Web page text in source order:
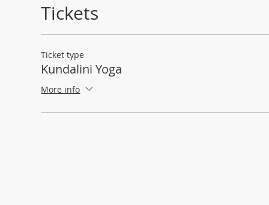
Tickets
Ticket type
Kundalini Yoga
More info